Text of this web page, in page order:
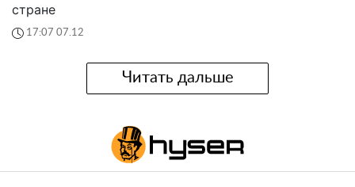
стране
17:07 07.12
Читать дальше